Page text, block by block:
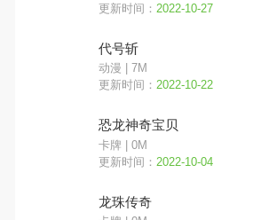
更新时间： 2022-10-27
代号斩
动漫 | 7M
更新时间： 2022-10-22
恐龙神奇宝贝
卡牌 | 0M
更新时间： 2022-10-04
龙珠传奇